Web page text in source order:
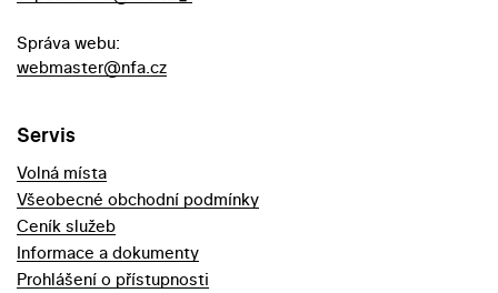
Správa webu:
webmaster@nfa.cz
Servis
Volná místa
Všeobecné obchodní podmínky
Ceník služeb
Informace a dokumenty
Prohlášení o přístupnosti